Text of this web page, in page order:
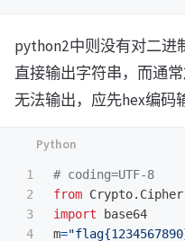
python2中则没有对二进
直接输出字符串，而通
无法输出，应先hex编码
1
2
3
4
from Crypto.Cipher
import
base64
m="